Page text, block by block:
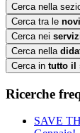
Cerca nella
Cerca tra le
Cerca nei
Cerca nella
Cerca in tutto il
Ricerche
SAVE